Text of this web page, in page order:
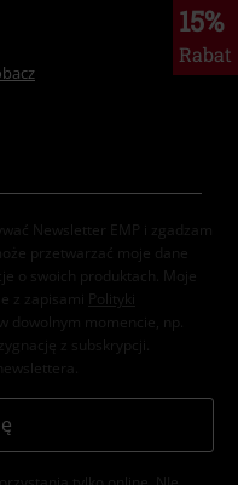
15%
Rabat
Newsletter EMP i zgadzam
przetwarzać moje dane
o swoich produktach. Moje
z zapisami
Polityki
dowolnym momencie, np.
z subskrypcji.